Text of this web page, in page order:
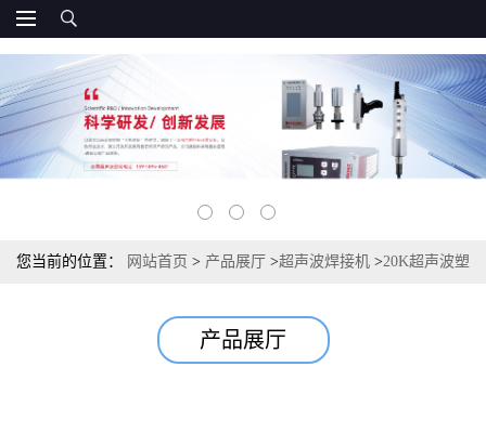
您当前的位置： 网站首页 > 产品展厅 >超声波焊接机 >20K超声波塑
产品展厅